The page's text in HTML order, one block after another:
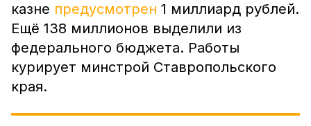
казне предусмотрен 1 миллиард рублей.
Ещё 138 миллионов выделили из
федерального бюджета. Работы
курирует минстрой Ставропольского
края.